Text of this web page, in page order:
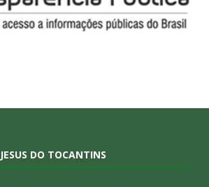
DO TOCANTINS